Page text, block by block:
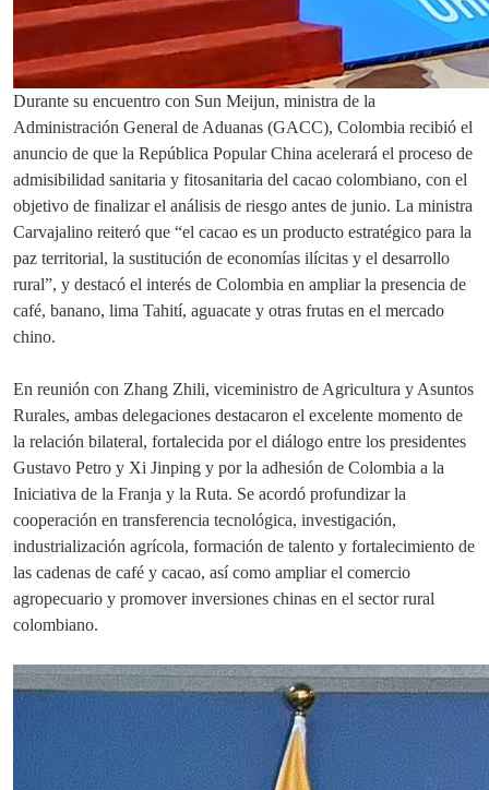
Durante su encuentro con Sun Meijun, ministra de la
Administración General de Aduanas (GACC), Colombia recibió el
anuncio de que la República Popular China acelerará el proceso de
admisibilidad sanitaria y fitosanitaria del cacao colombiano, con el
objetivo de finalizar el análisis de riesgo antes de junio. La ministra
Carvajalino reiteró que “el cacao es un producto estratégico para la
paz territorial, la sustitución de economías ilícitas y el desarrollo
rural”, y destacó el interés de Colombia en ampliar la presencia de
café, banano, lima Tahití, aguacate y otras frutas en el mercado
chino.
En reunión con Zhang Zhili, viceministro de Agricultura y Asuntos
Rurales, ambas delegaciones destacaron el excelente momento de
la relación bilateral, fortalecida por el diálogo entre los presidentes
Gustavo Petro y Xi Jinping y por la adhesión de Colombia a la
Iniciativa de la Franja y la Ruta. Se acordó profundizar la
cooperación en transferencia tecnológica, investigación,
industrialización agrícola, formación de talento y fortalecimiento de
las cadenas de café y cacao, así como ampliar el comercio
agropecuario y promover inversiones chinas en el sector rural
colombiano.